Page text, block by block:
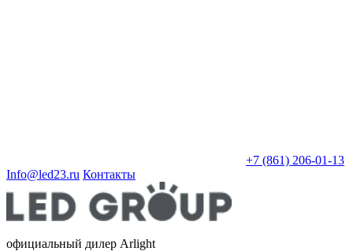
+7 (861) 206-01-13
Info@led23.ru Контакты
официальный дилер Arlight